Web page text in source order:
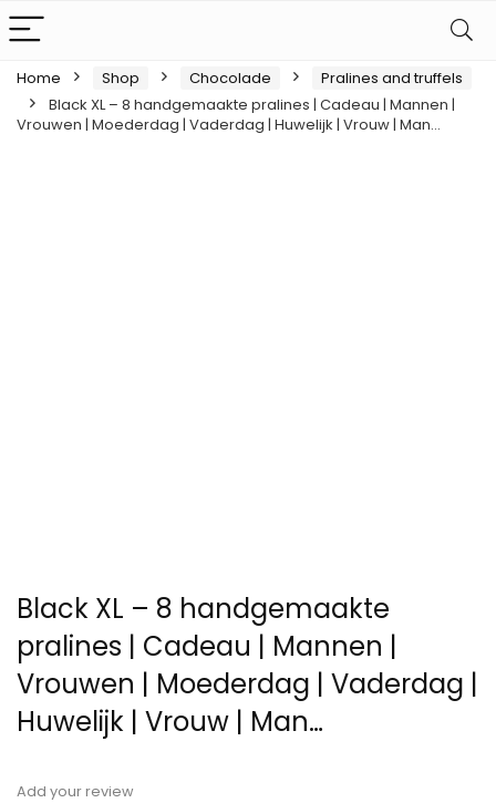
Home Shop Chocolade
Pralines and truffels
Black XL – 8 handgemaakte pralines | Cadeau | Mannen |
Vrouwen | Moederdag | Vaderdag | Huwelijk | Vrouw | Man…
Black XL – 8 handgemaakte
pralines | Cadeau | Mannen |
Vrouwen | Moederdag | Vaderdag |
Huwelijk | Vrouw | Man…
Add your review